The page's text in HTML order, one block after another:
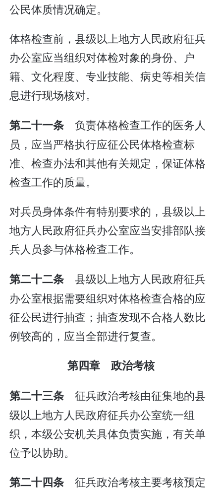
公民体质情况确定。
体格检查前，县级以上地方人民政府征兵
办公室应当组织对体检对象的身份、户
籍、文化程度、专业技能、病史等相关信
息进行现场核对。
第二十一条 负责体格检查工作的医务人
员，应当严格执行应征公民体格检查标
准、检查办法和其他有关规定，保证体格
检查工作的质量。
对兵员身体条件有特别要求的，县级以上
地方人民政府征兵办公室应当安排部队接
兵人员参与体格检查工作。
第二十二条 县级以上地方人民政府征兵
办公室根据需要组织对体格检查合格的应
征公民进行抽查；抽查发现不合格人数比
例较高的，应当全部进行复查。
第四章 政治考核
第二十三条 征兵政治考核由征集地的县
级以上地方人民政府征兵办公室统一组
织，本级公安机关具体负责实施，有关单
位予以协助。
第二十四条 征兵政治考核主要考核预定